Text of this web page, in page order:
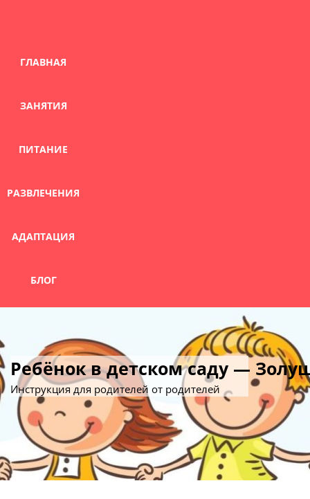
ГЛАВНАЯ
ЗАНЯТИЯ
ПИТАНИЕ
РАЗВЛЕЧЕНИЯ
АДАПТАЦИЯ
БЛОГ
Ребёнок в детском саду —
Инструкция для родителей от родителей